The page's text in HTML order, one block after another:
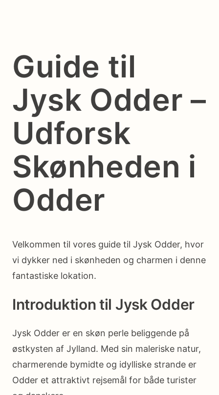
Guide til
Jysk Odder –
Udforsk
Skønheden i
Odder
Velkommen til vores guide til Jysk Odder, hvor
vi dykker ned i skønheden og charmen i denne
fantastiske lokation.
Introduktion til Jysk Odder
Jysk Odder er en skøn perle beliggende på
østkysten af Jylland. Med sin maleriske natur,
charmerende bymidte og idylliske strande er
Odder et attraktivt rejsemål for både turister